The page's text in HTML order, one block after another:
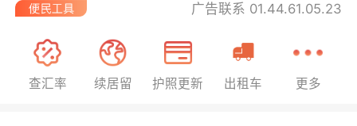
广告联系 01.44.61.05.23
查汇率 续居留 护照更新 出租车 更多